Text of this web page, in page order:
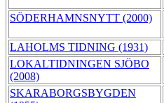
SÖDERHAMNSNYTT (2000)
LAHOLMS TIDNING (1931)
LOKALTIDNINGEN SJÖBO
(2008)
SKARABORGSBYGDEN